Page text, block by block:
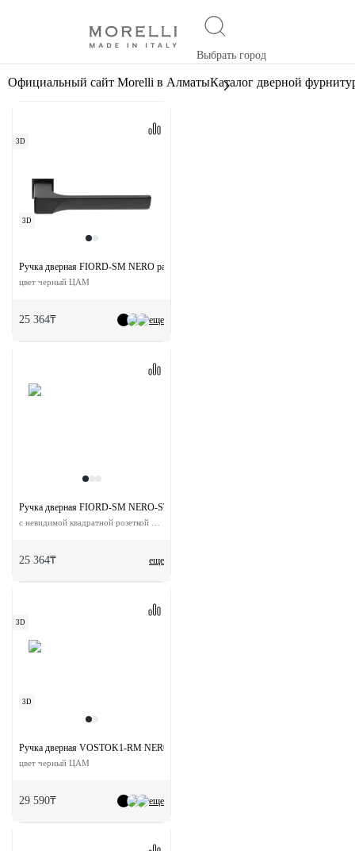
Выбрать город
Официальный сайт Morelli в АлматыКаталог дверной
3D
3D
еще
Ручка дверная FIORD-SM NERO раздельная без розетки
цвет черный ЦАМ
25 364₸
еще
Ручка дверная FIORD-SM NERO-ST
25 364₸
3D
3D
еще
Ручка дверная VOSTOK1-RM NERO раздельная без розетки
цвет черный ЦАМ
29 590₸